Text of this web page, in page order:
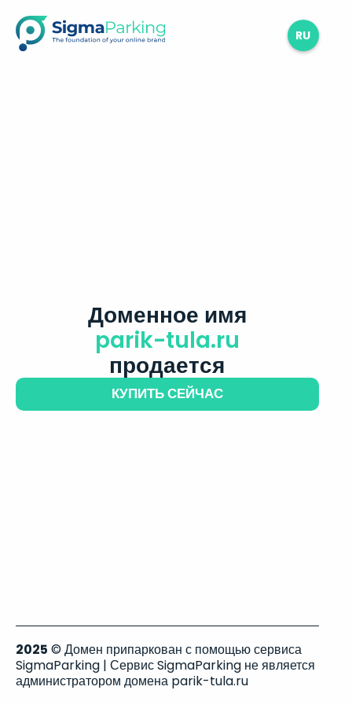
RU
Доменное имя
parik-tula.ru
продается
КУПИТЬ СЕЙЧАС
2025 © Домен припаркован с помощью сервиса
SigmaParking | Сервис SigmaParking не является
администратором домена parik-tula.ru